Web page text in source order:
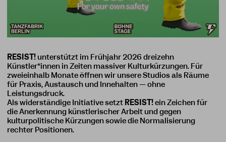
RESIST! unterstützt im Frühjahr 2026 dreizehn
Künstler*innen in Zeiten massiver Kulturkürzungen. Für
zweieinhalb Monate öffnen wir unsere Studios als Räume
für Praxis, Austausch und Innehalten — ohne
Leistungsdruck.
Als widerständige Initiative setzt RESIST!ein Zeichen für
die Anerkennung künstlerischer Arbeit und gegen
kulturpolitische Kürzungen sowie die Normalisierung
rechter Positionen.